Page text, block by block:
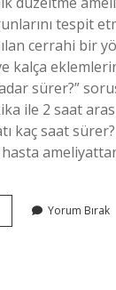
tespit
cerrahi bir
kalça
sürer?”
ile 2 saat
kaç saat
OsteoporozYorum Bırak